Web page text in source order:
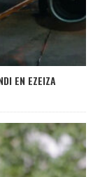
EN EZEIZA